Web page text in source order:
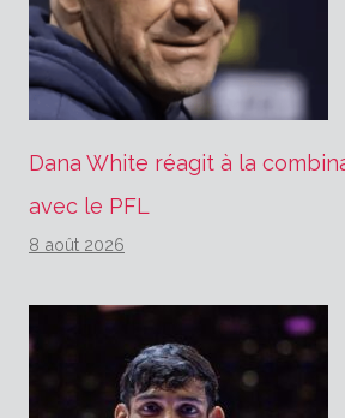
Dana White réagit à la
avec le PFL
8 août 2026